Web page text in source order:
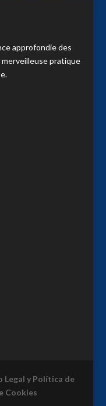
approfondie des
pratique
Legal y Política de
Cookies